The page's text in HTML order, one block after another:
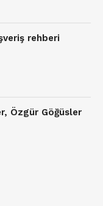
rehberi
Özgür Göğüsler